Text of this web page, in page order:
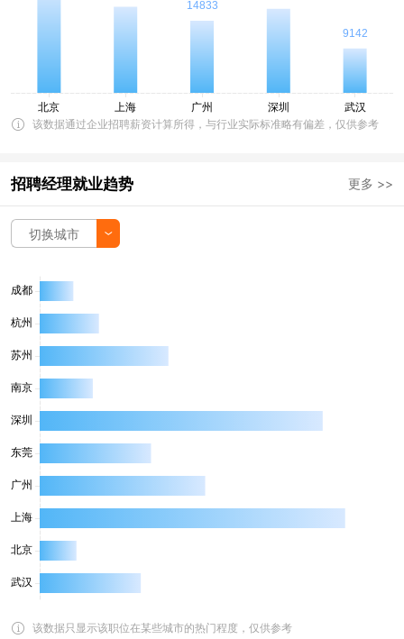
该数据通过企业招聘薪资计算所得，与行业实际标准略有偏差，仅供参考
招聘经理就业趋势 更多 >>
切换城市
该数据只显示该职位在某些城市的热门程度，仅供参考